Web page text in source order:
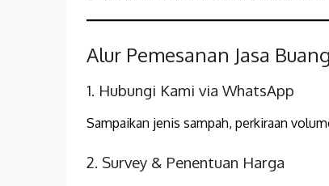
Alur Pemesanan Jasa
1. Hubungi Kami via WhatsApp
Sampaikan jenis sampah, perkiraan
2. Survey & Penentuan Harga